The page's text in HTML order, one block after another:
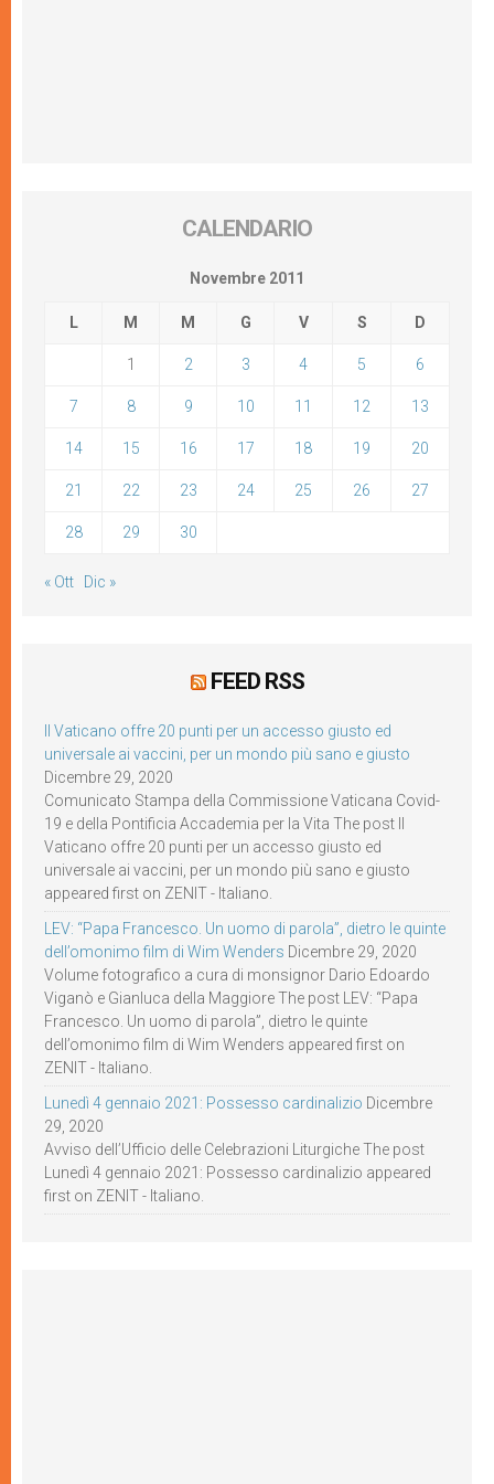
CALENDARIO
Novembre 2011
L M M G V S D
1 2 3 4 5 6
7 8 9 10 11 12 13
14 15 16 17 18 19 20
21 22 23 24 25 26 27
28 29 30
« Ott Dic »
FEED RSS
Il Vaticano offre 20 punti per un accesso giusto ed
universale ai vaccini, per un mondo più sano e giusto
Dicembre 29, 2020
Comunicato Stampa della Commissione Vaticana Covid-
19 e della Pontificia Accademia per la Vita The post Il
Vaticano offre 20 punti per un accesso giusto ed
universale ai vaccini, per un mondo più sano e giusto
appeared first on ZENIT - Italiano.
LEV: “Papa Francesco. Un uomo di parola”, dietro le quinte
dell’omonimo film di Wim Wenders Dicembre 29, 2020
Volume fotografico a cura di monsignor Dario Edoardo
Viganò e Gianluca della Maggiore The post LEV: “Papa
Francesco. Un uomo di parola”, dietro le quinte
dell’omonimo film di Wim Wenders appeared first on
ZENIT - Italiano.
Lunedì 4 gennaio 2021: Possesso cardinalizio Dicembre
29, 2020
Avviso dell’Ufficio delle Celebrazioni Liturgiche The post
Lunedì 4 gennaio 2021: Possesso cardinalizio appeared
first on ZENIT - Italiano.